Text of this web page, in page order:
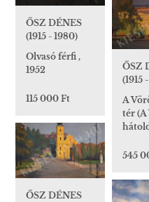
ŐSZ DÉNES
(1915 - 1980)
Olvasó férfi ,
1952
115 000 Ft
ŐSZ
(1915
A
tér (A
545
ŐSZ DÉNES